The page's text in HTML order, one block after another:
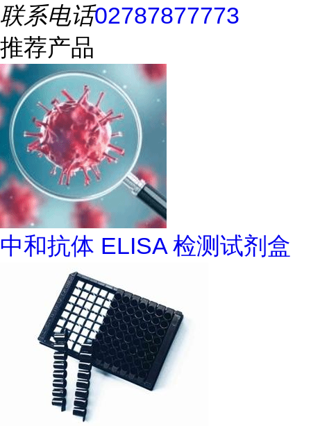
联系电话02787877773
推荐产品
中和抗体 ELISA 检测试剂盒